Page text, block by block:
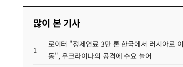
많이 본 기사
1
로이터 "정제연료 3만 톤 한국에서 러시아로 이
동", 우크라이나의 공격에 수요 늘어